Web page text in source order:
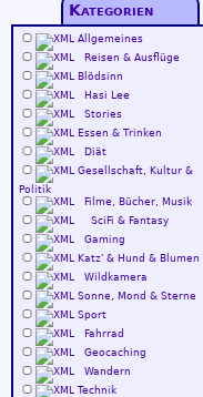
Kategorien
Allgemeines
Reisen & Ausflüge
Blödsinn
Hasi Lee
Stories
Essen & Trinken
Diät
Gesellschaft, Kultur &
Politik
Filme, Bücher, Musik
SciFi & Fantasy
Gaming
Katz' & Hund & Blumen
Wildkamera
Sonne, Mond & Sterne
Sport
Fahrrad
Geocaching
Wandern
Technik